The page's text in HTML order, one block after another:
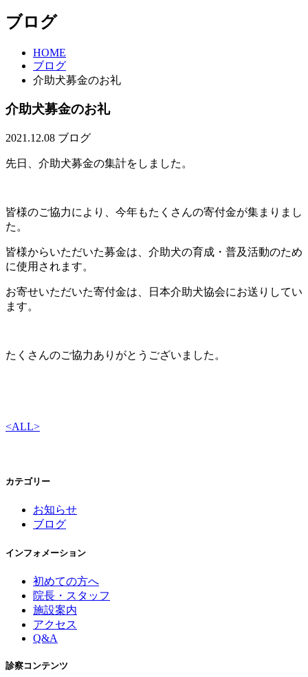
ブログ
HOME
ブログ
介助犬募金のお礼
介助犬募金のお礼
2021.12.08 ブログ
先日、介助犬募金の集計をしました。
皆様のご協力により、今年もたくさんの寄付金が集まりまし
た。
皆様からいただいた募金は、介助犬の育成・普及活動のため
に使用されます。
お寄せいただいた寄付金は、日本介助犬協会にお送りしてい
ます。
たくさんのご協力ありがとうございました。
<ALL>
カテゴリー
お知らせ
ブログ
インフォメーション
初めての方へ
院長・スタッフ
施設案内
アクセス
Q&A
診察コンテンツ